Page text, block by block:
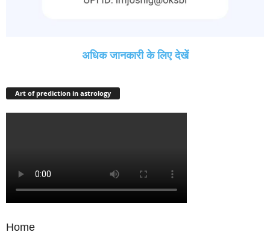
अधिक जानकारी के लिए देखें
Art of prediction in astrology
Home